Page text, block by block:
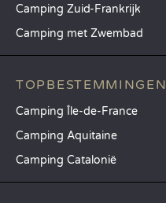
Camping Zuid-Frankrijk
Camping met Zwembad
TOPBESTEMMINGEN
Camping Île-de-France
Camping Aquitaine
Camping Catalonië